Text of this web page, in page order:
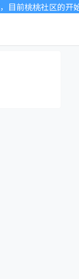
目前桃桃社区的开